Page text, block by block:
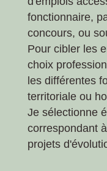
fonctionnaire,
concours, ou
Pour cibler les
choix
les différentes
territoriale ou
Je sélectionne
correspondant
projets